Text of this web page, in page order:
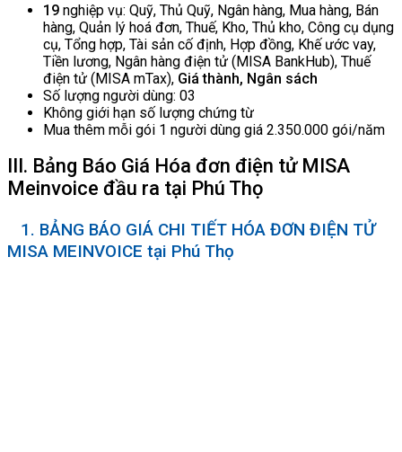
19 nghiệp vụ: Quỹ, Thủ Quỹ, Ngân hàng, Mua hàng, Bán
hàng, Quản lý hoá đơn, Thuế, Kho, Thủ kho, Công cụ dụng
cụ, Tổng hợp, Tài sản cố định, Hợp đồng, Khế ước vay,
Tiền lương, Ngân hàng điện tử (MISA BankHub), Thuế
điện tử (MISA mTax), Giá thành, Ngân sách
Số lượng người dùng: 03
Không giới hạn số lượng chứng từ
Mua thêm mỗi gói 1 người dùng giá 2.350.000 gói/năm
III. Bảng Báo Giá Hóa đơn điện tử MISA
Meinvoice đầu ra tại Phú Thọ
1. BẢNG BÁO GIÁ CHI TIẾT HÓA ĐƠN ĐIỆN TỬ
MISA MEINVOICE tại Phú Thọ